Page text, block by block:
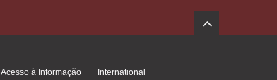
Acesso à Informação
International